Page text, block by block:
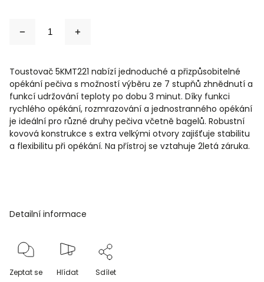
Toustovač 5KMT221 nabízí jednoduché a přizpůsobitelné
opékání pečiva s možností výběru ze 7 stupňů zhnědnutí a
funkcí udržování teploty po dobu 3 minut. Díky funkci
rychlého opékání, rozmrazování a jednostranného opékání
je ideální pro různé druhy pečiva včetně bagelů. Robustní
kovová konstrukce s extra velkými otvory zajišťuje stabilitu
a flexibilitu při opékání. Na přístroj se vztahuje 2letá záruka.
Detailní informace
Zeptat se Hlídat Sdílet